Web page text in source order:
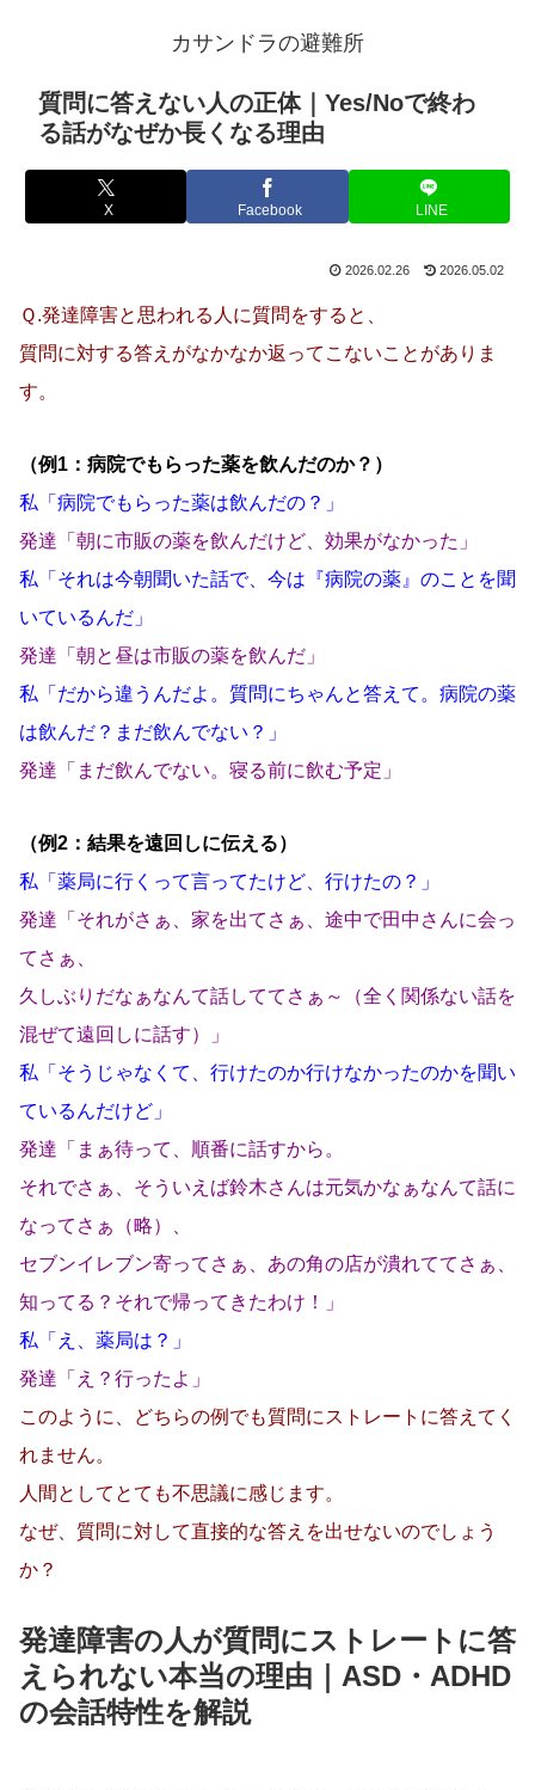
カサンドラの避難所
質問に答えない人の正体｜Yes/Noで終わ
る話がなぜか長くなる理由
X Facebook LINE
2026.02.26 2026.05.02
Ｑ.発達障害と思われる人に質問をすると、
質問に対する答えがなかなか返ってこないことがありま
す。
（例1：病院でもらった薬を飲んだのか？）
私「病院でもらった薬は飲んだの？」
発達「朝に市販の薬を飲んだけど、効果がなかった」
私「それは今朝聞いた話で、今は『病院の薬』のことを聞
いているんだ」
発達「朝と昼は市販の薬を飲んだ」
私「だから違うんだよ。質問にちゃんと答えて。病院の薬
は飲んだ？まだ飲んでない？」
発達「まだ飲んでない。寝る前に飲む予定」
（例2：結果を遠回しに伝える）
私「薬局に行くって言ってたけど、行けたの？」
発達「それがさぁ、家を出てさぁ、途中で田中さんに会っ
てさぁ、
久しぶりだなぁなんて話しててさぁ～（全く関係ない話を
混ぜて遠回しに話す）」
私「そうじゃなくて、行けたのか行けなかったのかを聞い
ているんだけど」
発達「まぁ待って、順番に話すから。
それでさぁ、そういえば鈴木さんは元気かなぁなんて話に
なってさぁ（略）、
セブンイレブン寄ってさぁ、あの角の店が潰れててさぁ、
知ってる？それで帰ってきたわけ！」
私「え、薬局は？」
発達「え？行ったよ」
このように、どちらの例でも質問にストレートに答えてく
れません。
人間としてとても不思議に感じます。
なぜ、質問に対して直接的な答えを出せないのでしょう
か？
発達障害の人が質問にストレートに答
えられない本当の理由｜ASD・ADHD
の会話特性を解説